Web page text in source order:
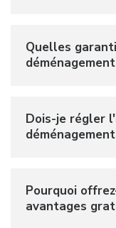
Quelles
Dois-je régler
Pourquoi
avantages